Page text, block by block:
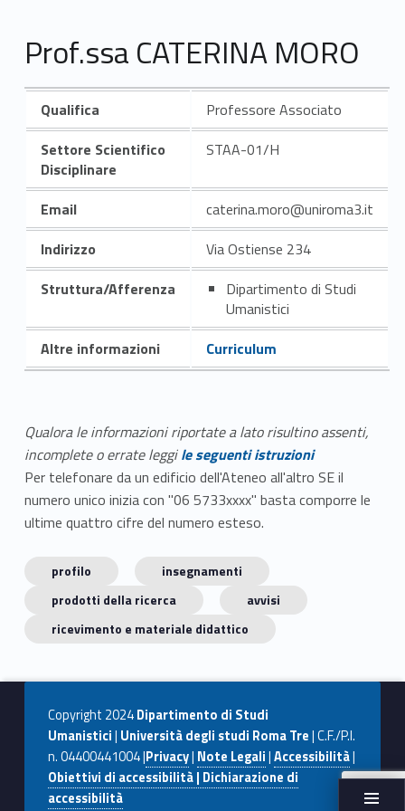
Prof.ssa CATERINA MORO
Qualifica
Professore Associato
Settore Scientifico
Disciplinare
STAA-01/H
Email
caterina.moro@uniroma3.it
Indirizzo
Via Ostiense 234
Struttura/Afferenza
Dipartimento di Studi
Umanistici
Altre informazioni
Curriculum
Qualora le informazioni riportate a lato risultino assenti,
incomplete o errate leggile seguenti istruzioni
Per telefonare da un edificio dell'Ateneo all'altro SE il
numero unico inizia con "06 5733xxxx" basta comporre le
ultime quattro cifre del numero esteso.
profilo
insegnamenti
prodotti della ricerca
avvisi
ricevimento e materiale didattico
Copyright 2024Dipartimento di Studi
Umanistici| Università degli studi Roma Tre| C.F./P.I.
n. 04400441004 |Privacy| Note Legali|Accessibilità|
Obiettivi di accessibilità | Dichiarazione di
accessibilità